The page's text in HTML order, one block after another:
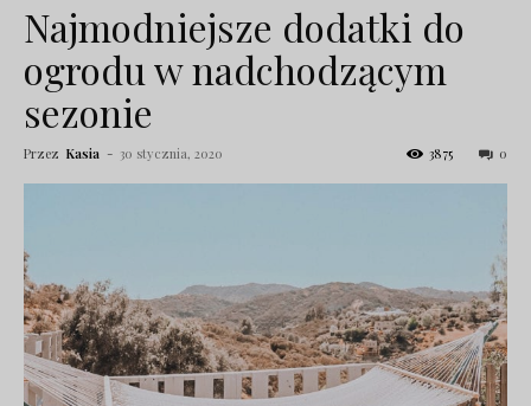
Najmodniejsze dodatki do
ogrodu w nadchodzącym
sezonie
Przez Kasia - 30 stycznia, 2020 0
3875